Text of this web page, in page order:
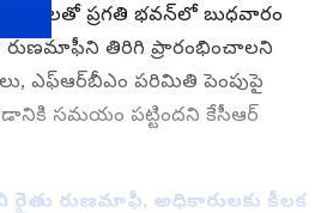
ప్రగతి భవన్‌లో బుధవారం
రుణమాఫీని తిరిగి ప్రారంభించాలని
ఎఫ్ఆర్‌బీఎం పరిమితి పెంపుపై
సమయం పట్టిందని కేసీఆర్
రైతు రుణమాఫీ, అధికారులకు కీలక